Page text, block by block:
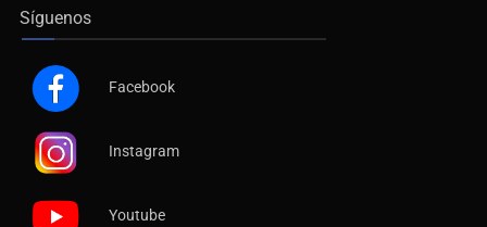
Síguenos
Facebook
Instagram
Youtube